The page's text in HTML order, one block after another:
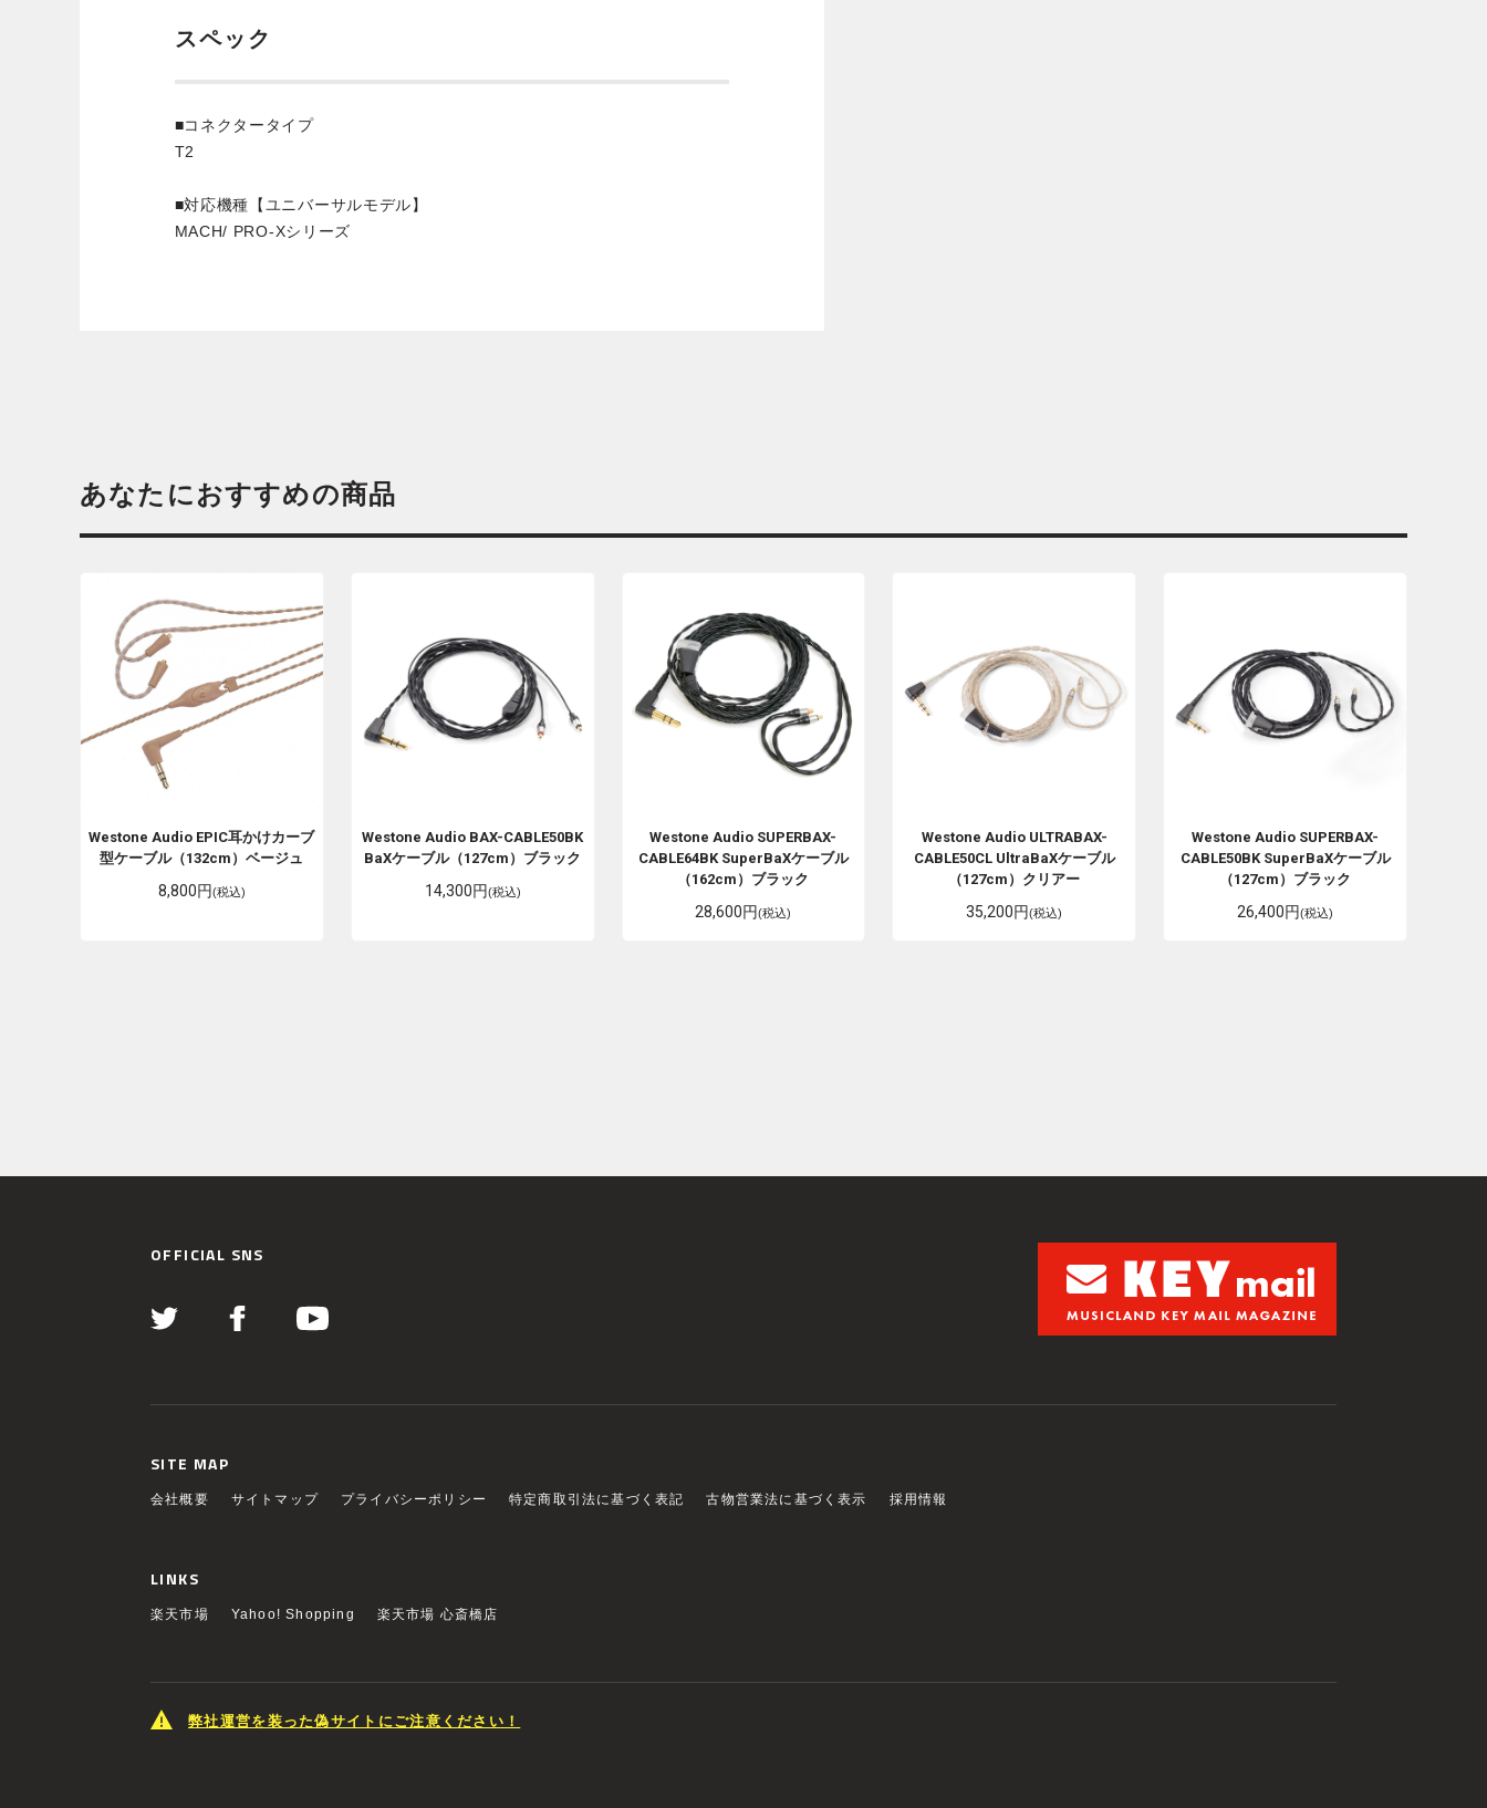
スペック
■コネクタータイプ
T2
■対応機種【ユニバーサルモデル】
MACH/ PRO-Xシリーズ
あなたにおすすめの商品
Westone Audio EPIC耳かけカーブ
型ケーブル（132cm）ベージュ
8,800円(税込)
Westone Audio BAX-CABLE50BK
BaXケーブル（127cm）ブラック
14,300円(税込)
Westone Audio SUPERBAX-
CABLE64BK SuperBaXケーブル
（162cm）ブラック
28,600円(税込)
Westone Audio ULTRABAX-
CABLE50CL UltraBaXケーブル
（127cm）クリアー
35,200円(税込)
Westone Audio SUPERBAX-
CABLE50BK SuperBaXケーブル
（127cm）ブラック
26,400円(税込)
OFFICIAL SNS
SITE MAP
会社概要 サイトマップ プライバシーポリシー 特定商取引法に基づく表記 古物営業法に基づく表示 採用情報
LINKS
楽天市場 Yahoo! Shopping 楽天市場 心斎橋店
弊社運営を装った偽サイトにご注意ください！